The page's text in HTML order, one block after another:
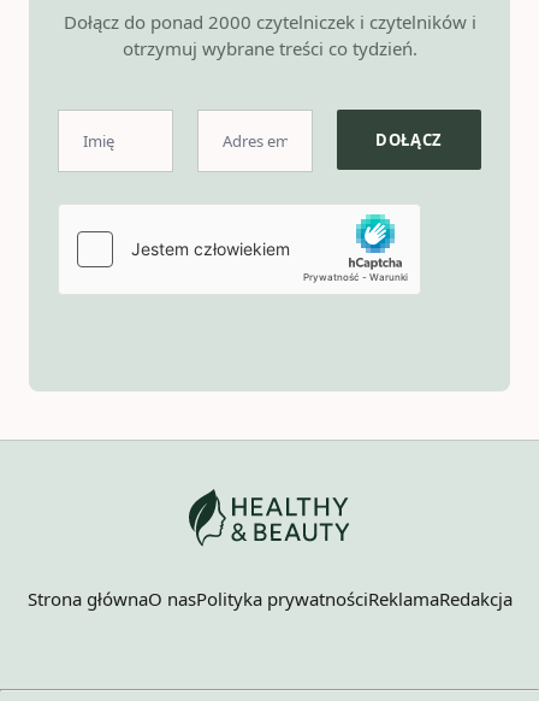
Dołącz do ponad 2000 czytelniczek i czytelników i
otrzymuj wybrane treści co tydzień.
Strona głównaO nasPolityka prywatnościReklamaRedakcja